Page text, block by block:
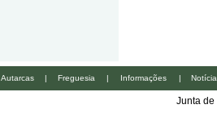
Autarcas | Freguesia | Informações |
Junta